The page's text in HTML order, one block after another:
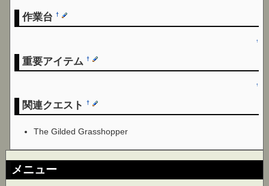
作業台†
↑
重要アイテム†
↑
関連クエスト†
The Gilded Grasshopper
メニュー